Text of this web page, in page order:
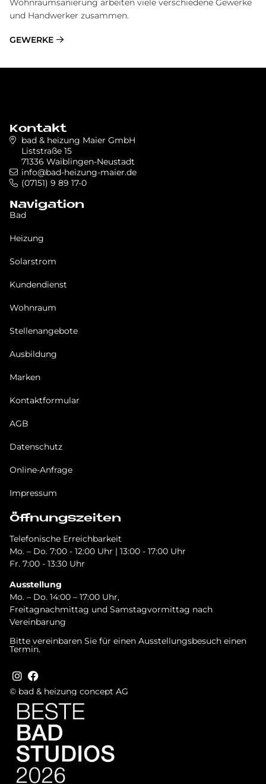
Wohnraumsanierung arbeiten viele verschiedene Gewerke
und Handwerker zusammen.
GEWERKE
© bad & heizung concept AG
Kontakt
bad & heizung Maier GmbH
Liststraße 15
71336 Waiblingen-Neustadt
info@bad-heizung-maier.de
(07151) 9 89 17-0
Navigation
Bad
Heizung
Solarstrom
Kundendienst
Wohnraum
Stellenangebote
Ausbildung
Marken
Kontaktformular
AGB
Datenschutz
Online-Anfrage
Impressum
Öffnungszeiten
Telefonische Erreichbarkeit
Mo. – Do. 7:00 - 12:00 Uhr | 13:00 - 17:00 Uhr
Fr. 7:00 - 13:30 Uhr
Ausstellung
Mo. – Do. 14:00 – 17:00 Uhr,
Freitagnachmittag und Samstagvormittag nach
Vereinbarung
Bitte vereinbaren Sie für einen Ausstellungsbesuch einen
Termin.